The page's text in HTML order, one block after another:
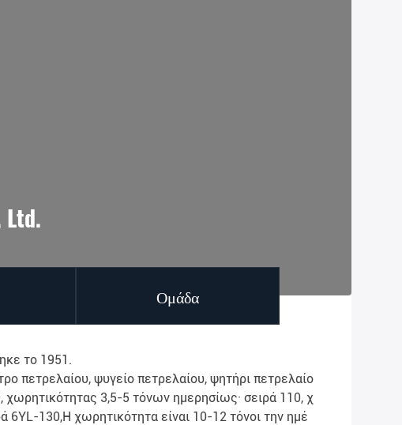
Ltd.
Ομάδα
το 1951.
πετρελαίου, ψυγείο πετρελαίου, ψητήρι πετρελαίο
3,5-5 τόνων ημερησίως· σειρά 110, χ
130,Η χωρητικότητα είναι 10-12 τόνοι την ημέ